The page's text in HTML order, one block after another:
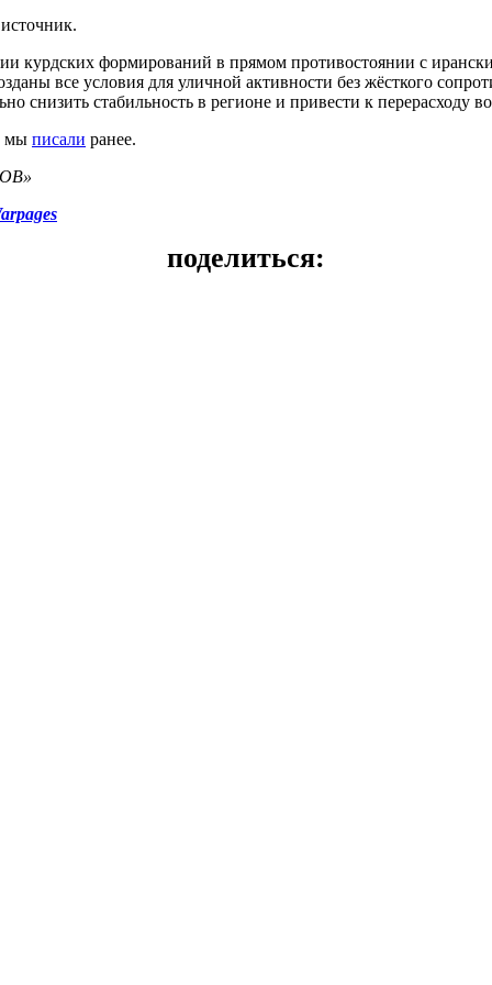
курдских формирований в прямом противостоянии с
все условия для уличной активности без жёсткого
снизить стабильность в регионе и привести к перерасходу
мы писали ранее.
поделиться: